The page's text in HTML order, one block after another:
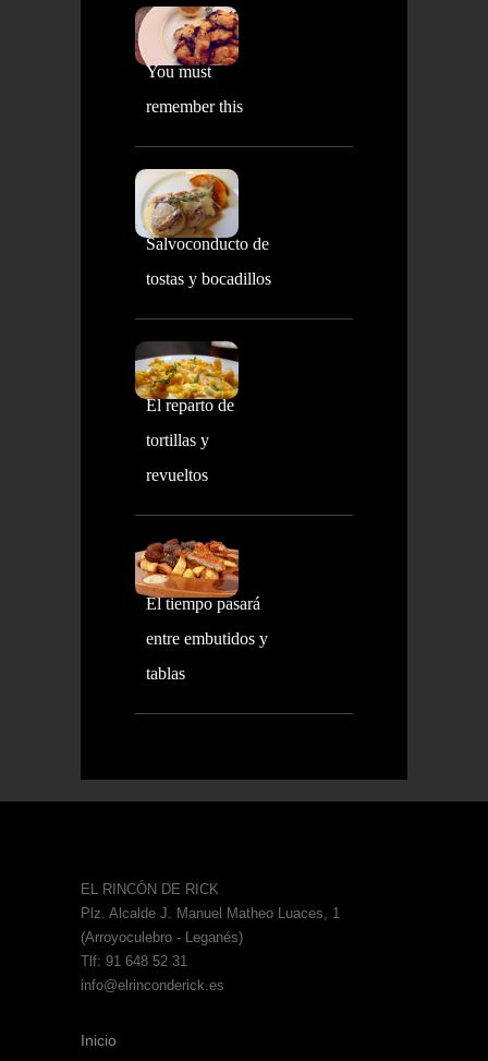
You must
remember this
Salvoconducto de
tostas y bocadillos
El reparto de
tortillas y
revueltos
El tiempo pasará
entre embutidos y
tablas
EL RINCÓN DE RICK
Plz. Alcalde J. Manuel Matheo Luaces, 1
(Arroyoculebro - Leganés)
Tlf: 91 648 52 31
info@elrinconderick.es
Inicio